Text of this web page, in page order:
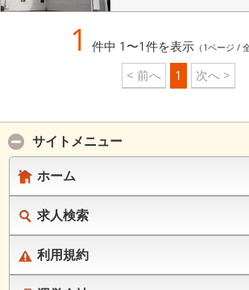
1 件中 1〜1件を表示（1ページ /
< 前へ 1 次へ >
サイトメニュー
ホーム
求人検索
利用規約